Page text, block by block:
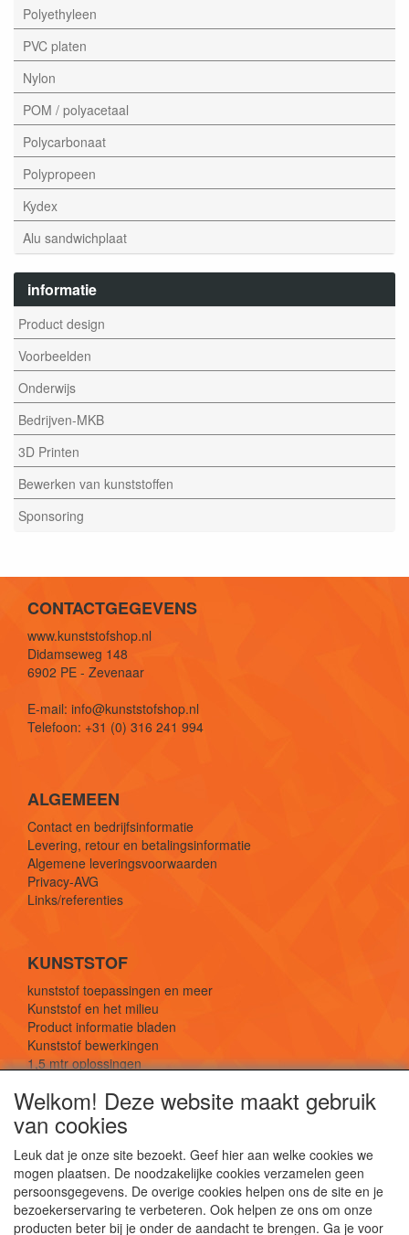
Polyethyleen
PVC platen
Nylon
POM / polyacetaal
Polycarbonaat
Polypropeen
Kydex
Alu sandwichplaat
informatie
Product design
Voorbeelden
Onderwijs
Bedrijven-MKB
3D Printen
Bewerken van kunststoffen
Sponsoring
CONTACTGEGEVENS
www.kunststofshop.nl
Didamseweg 148
6902 PE - Zevenaar
E-mail: info@kunststofshop.nl
Telefoon: +31 (0) 316 241 994
ALGEMEEN
Contact en bedrijfsinformatie
Levering, retour en betalingsinformatie
Algemene leveringsvoorwaarden
Privacy-AVG
Links/referenties
KUNSTSTOF
kunststof toepassingen en meer
Kunststof en het milieu
Product informatie bladen
Kunststof bewerkingen
1,5 mtr oplossingen
SOCIALE MEDIA
Welkom! Deze website maakt gebruik
van cookies
Leuk dat je onze site bezoekt. Geef hier aan welke cookies we
mogen plaatsen. De noodzakelijke cookies verzamelen geen
persoonsgegevens. De overige cookies helpen ons de site en je
bezoekerservaring te verbeteren. Ook helpen ze ons om onze
producten beter bij je onder de aandacht te brengen. Ga je voor